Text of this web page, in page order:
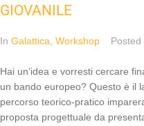
GIOVANILE
In Galattica, Workshop Posted
Hai un’idea e vorresti cercare
un bando europeo? Questo è il
percorso teorico-pratico
proposta progettuale da